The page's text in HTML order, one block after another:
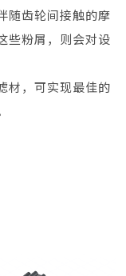
随齿轮间接触的摩
些粉屑，则会对设
材，可实现最佳的